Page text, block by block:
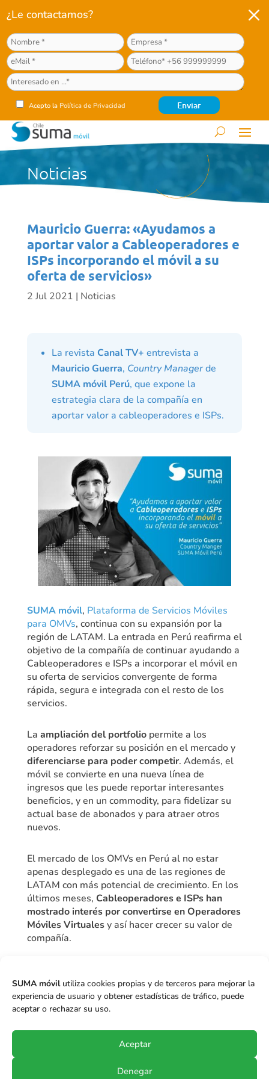
SUMA móvilutiliza cookies propias y de terceros para mejorar la
experiencia de usuario y obtener estadísticas de tráfico, puede
aceptar o rechazar su uso.
Aceptar
Denegar
¿Le contactamos?
Acepto la Política de Privacidad
M
Noticias
Mauricio Guerra: «Ayudamos a
aportar valor a Cableoperadores e
ISPs incorporando el móvil a su
oferta de servicios»
2 Jul 2021 | Noticias
La revista Canal TV+ entrevista a
Mauricio Guerra, Country Managerde
SUMA móvil Perú, que expone la
estrategia clara de la compañía en
aportar valor a cableoperadores e ISPs.
SUMA móvil, Plataforma de Servicios Móviles
para OMVs, continua con su expansión por la
región de LATAM. La entrada en Perú reafirma el
objetivo de la compañía de continuar ayudando a
Cableoperadores e ISPs a incorporar el móvil en
su oferta de servicios convergente de forma
rápida, segura e integrada con el resto de los
servicios.
La ampliación del portfoliopermite a los
operadores reforzar su posición en el mercado y
diferenciarse para poder competir. Además, el
móvil se convierte en una nueva línea de
ingresos que les puede reportar interesantes
beneficios, y en un commodity, para fidelizar su
actual base de abonados y para atraer otros
nuevos.
El mercado de los OMVs en Perú al no estar
apenas desplegado es una de las regiones de
LATAM con más potencial de crecimiento. En los
últimos meses, Cableoperadores e ISPs han
mostrado interés por convertirse en Operadores
Móviles Virtualesy así hacer crecer su valor de
compañía.
Ver entrevista a Mauricio Guerra